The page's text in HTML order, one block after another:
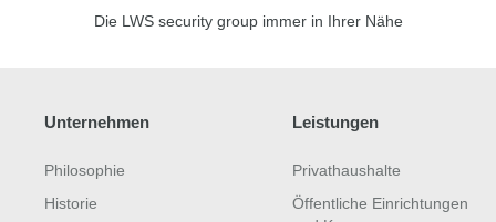
Die LWS security group immer in Ihrer Nähe
Unternehmen
Philosophie
Historie
Leistungen
Privathaushalte
Öffentliche Einrichtungen